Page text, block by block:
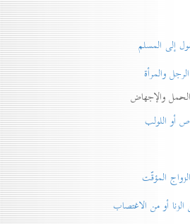
المسلم
والمرأة
والإجهاض
اللولب
المؤقّت
أو من الاغتصاب